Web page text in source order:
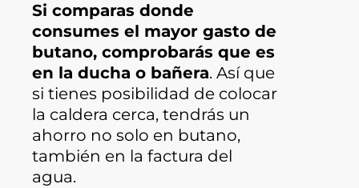
Si comparas donde
consumes el mayor gasto de
butano, comprobarás que es
en la ducha o bañera. Así que
si tienes posibilidad de colocar
la caldera cerca, tendrás un
ahorro no solo en butano,
también en la factura del
agua.